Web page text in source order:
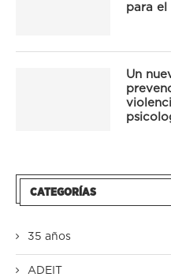
para el
Un
CATEGORÍAS
35 años
ADEIT